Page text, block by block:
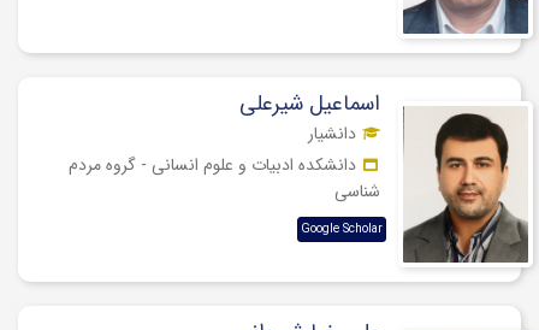
اسماعیل شیرعلی
دانشیار
دانشکده ادبیات و علوم انسانی - گروه مردم
شناسی
Google Scholar